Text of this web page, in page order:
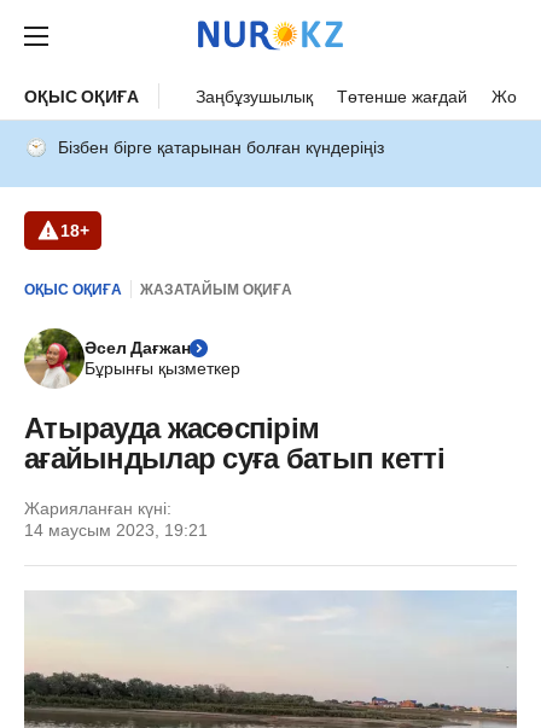
ОҚЫС ОҚИҒА Заңбұзушылық Төтенше жағдай Жол
Бізбен бірге қатарынан болған күндеріңіз
18+
ОҚЫС ОҚИҒА ЖАЗАТАЙЫМ ОҚИҒА
Әсел Дағжан
Бұрынғы қызметкер
Атырауда жасөспірім
ағайындылар суға батып кетті
Жарияланған күні:
14 маусым 2023, 19:21